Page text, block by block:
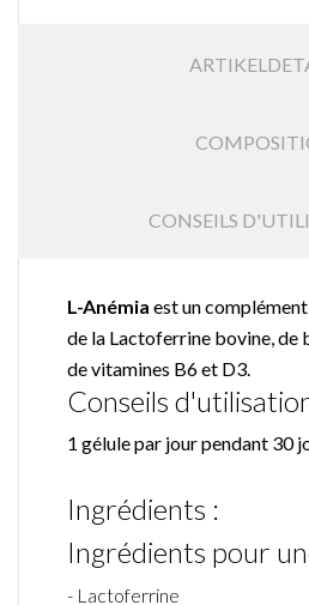
CONSEILS
L-Anémia est un
de la Lactoferrine bovine, de
de vitamines B6 et D3.
Conseils
1 gélule par jour pendant 30
Ingrédients :
Ingrédients pour
- Lactoferrine